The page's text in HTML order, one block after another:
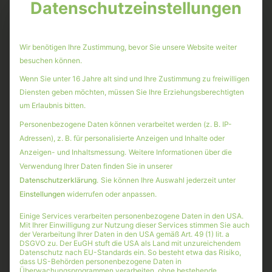
Geschäftsbericht achten: Bis 2028 will der Kenfo weiter
diversifizieren und die sogenannten illiquiden Anlagen
und Unternehmensanleihen reduzieren. Zum letzten
Stichtag lag die Quote illiquider Assets bei 8,8 Prozent
illiquiden Anlagen bis Ende 2024 gemäß Aufbauplan
auf rund 3 Mrd. Euro anwachsen, heißt es im Bericht
weiter. Unsere Investoren wissen schon seit langem die
Vorteile illiquider Assets zu schätzen: Mit starker
Diversifizierung schaffen wir Portfolios, die zuverlässig
Cashflow und Rendite generieren. Dabei ist
Kapitalerhalt unsere oberste Prämisse.
Genau das leistet der klimaSUBSTANZ: Die
Diversifikation im Portfolio funktioniert wiederum
Datenschutzeinstellungen
Wir benötigen Ihre Zustimmung, bevor Sie unsere Website weiter
besuchen können.
Wenn Sie unter 16 Jahre alt sind und Ihre Zustimmung zu freiwilligen
Diensten geben möchten, müssen Sie Ihre Erziehungsberechtigten
um Erlaubnis bitten.
Personenbezogene Daten können verarbeitet werden (z. B. IP-
Adressen), z. B. für personalisierte Anzeigen und Inhalte oder
Anzeigen- und Inhaltsmessung. Weitere Informationen über die
Verwendung Ihrer Daten finden Sie in unserer
Datenschutzerklärung. Sie können Ihre Auswahl jederzeit unter
Einstellungen widerrufen oder anpassen.
Einige Services verarbeiten personenbezogene Daten in den USA.
Mit Ihrer Einwilligung zur Nutzung dieser Services stimmen Sie auch
der Verarbeitung Ihrer Daten in den USA gemäß Art. 49 (1) lit. a
DSGVO zu. Der EuGH stuft die USA als Land mit unzureichendem
Datenschutz nach EU-Standards ein. So besteht etwa das Risiko,
dass US-Behörden personenbezogene Daten in